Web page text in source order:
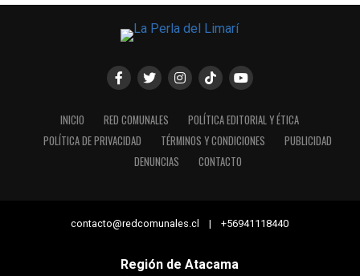
INICIO RED COMUNALES
POLÍTICA EDITORIAL Y ÉTICA
POLÍTICA DE PRIVACIDAD
TÉRMINOS Y CONDICIONES
PUBLICIDAD
DENUNCIAS
CONTACTO
contacto@redcomunales.cl | +56941118440
Región de Atacama